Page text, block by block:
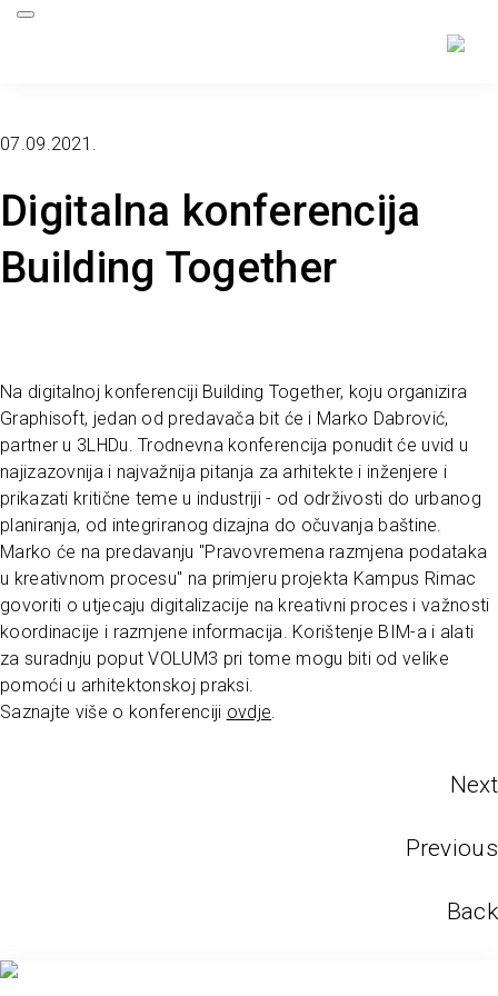
Digitalna konferencija
Building Together
07.09.2021.
Na digitalnoj konferenciji Building Together, koju organizira
Graphisoft, jedan od predavača bit će i Marko Dabrović,
partner u 3LHDu. Trodnevna konferencija ponudit će uvid u
najizazovnija i najvažnija pitanja za arhitekte i inženjere i
prikazati kritične teme u industriji - od održivosti do urbanog
planiranja, od integriranog dizajna do očuvanja baštine.
Marko će na predavanju "Pravovremena razmjena podataka
u kreativnom procesu" na primjeru projekta Kampus Rimac
govoriti o utjecaju digitalizacije na kreativni proces i važnosti
koordinacije i razmjene informacija. Korištenje BIM-a i alati
za suradnju poput VOLUM3 pri tome mogu biti od velike
pomoći u arhitektonskoj praksi.
Saznajte više o konferenciji ovdje
Next
Previous
Back